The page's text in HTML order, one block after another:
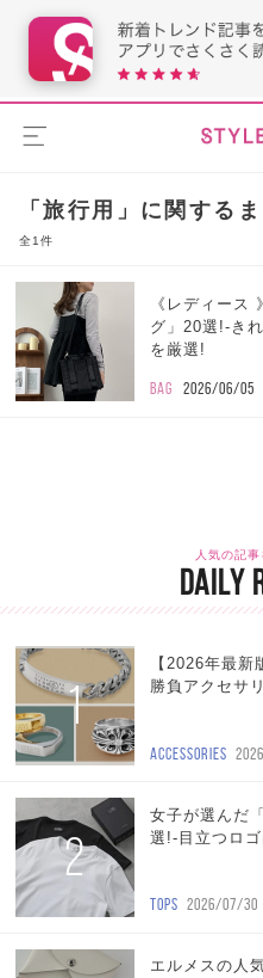
「旅行用」に関する
全1件
《レディース
グ」20選!-き
を厳選!
BAG 2026/06/05
人気の記事
DAILY
1
【2026年最
勝負アクセサ
ACCESSORIES
2
女子が選んだ
選!-目立つロ
TOPS 2026/07/30
エルメスの人